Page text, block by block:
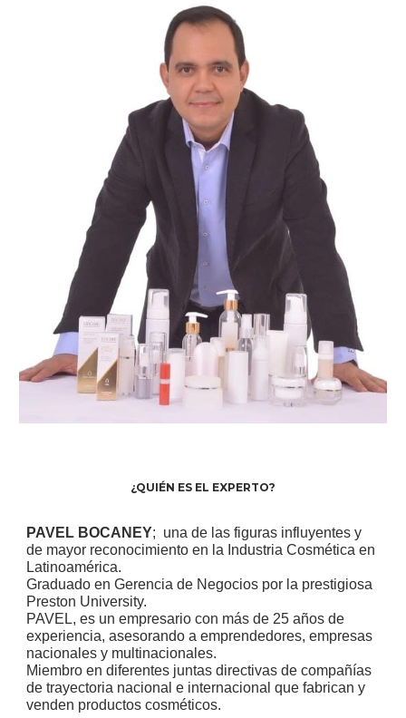
¿QUIÉN ES EL EXPERTO?
PAVEL BOCANEY; una de las figuras influyentes y
de mayor reconocimiento en la Industria Cosmética en
Latinoamérica.
Graduado en Gerencia de Negocios por la prestigiosa
Preston University.
PAVEL, es un empresario con más de 25 años de
experiencia, asesorando a emprendedores, empresas
nacionales y multinacionales.
Miembro en diferentes juntas directivas de compañías
de trayectoria nacional e internacional que fabrican y
venden productos cosméticos.